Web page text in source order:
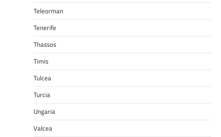
Teleorman
Tenerife
Thassos
Timis
Tulcea
Turcia
Ungaria
Valcea